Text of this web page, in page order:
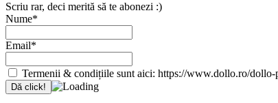
Scriu rar, deci merită să te abonezi :)
Nume*
Email*
Termenii & condițiile sunt aici: https://www.dollo.ro/